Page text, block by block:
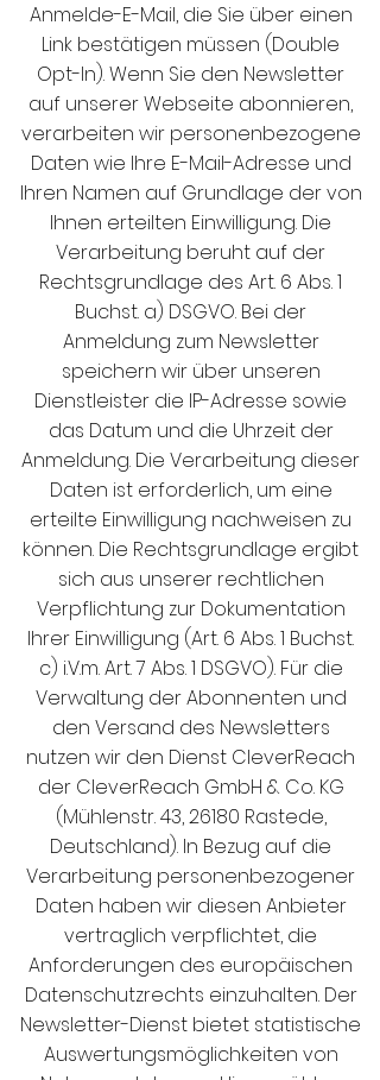
Anmelde-E-Mail, die Sie über einen
Link bestätigen müssen (Double
Opt-In). Wenn Sie den Newsletter
auf unserer Webseite abonnieren,
verarbeiten wir personenbezogene
Daten wie Ihre E-Mail-Adresse und
Ihren Namen auf Grundlage der von
Ihnen erteilten Einwilligung. Die
Verarbeitung beruht auf der
Rechtsgrundlage des Art. 6 Abs. 1
Buchst. a) DSGVO. Bei der
Anmeldung zum Newsletter
speichern wir über unseren
Dienstleister die IP-Adresse sowie
das Datum und die Uhrzeit der
Anmeldung. Die Verarbeitung dieser
Daten ist erforderlich, um eine
erteilte Einwilligung nachweisen zu
können. Die Rechtsgrundlage ergibt
sich aus unserer rechtlichen
Verpflichtung zur Dokumentation
Ihrer Einwilligung (Art. 6 Abs. 1 Buchst.
c) i.V.m. Art. 7 Abs. 1 DSGVO). Für die
Verwaltung der Abonnenten und
den Versand des Newsletters
nutzen wir den Dienst CleverReach
der CleverReach GmbH & Co. KG
(Mühlenstr. 43, 26180 Rastede,
Deutschland). In Bezug auf die
Verarbeitung personenbezogener
Daten haben wir diesen Anbieter
vertraglich verpflichtet, die
Anforderungen des europäischen
Datenschutzrechts einzuhalten. Der
Newsletter-Dienst bietet statistische
Auswertungsmöglichkeiten von